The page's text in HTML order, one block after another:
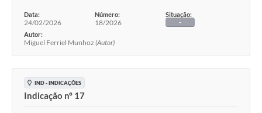
Data:
24/02/2026
Número:
18/2026
Situação:
-
Autor:
Miguel Ferriel Munhoz (Autor)
IND - INDICAÇÕES
Indicação nº 17